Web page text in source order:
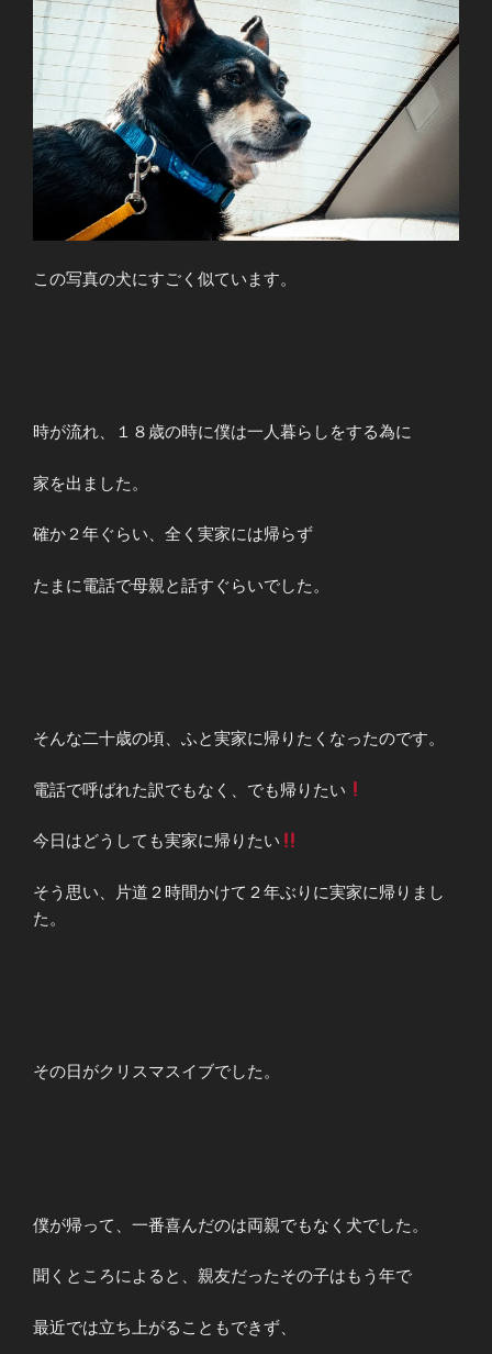
この写真の犬にすごく似ています。
時が流れ、１８歳の時に僕は一人暮らしをする為に
家を出ました。
確か２年ぐらい、全く実家には帰らず
たまに電話で母親と話すぐらいでした。
そんな二十歳の頃、ふと実家に帰りたくなったのです。
電話で呼ばれた訳でもなく、でも帰りたい
今日はどうしても実家に帰りたい
そう思い、片道２時間かけて２年ぶりに実家に帰りまし
た。
その日がクリスマスイブでした。
僕が帰って、一番喜んだのは両親でもなく犬でした。
聞くところによると、親友だったその子はもう年で
最近では立ち上がることもできず、